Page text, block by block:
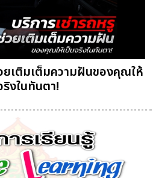
ยเติมเต็มความฝันของคุณให้
ริงในทันตา!